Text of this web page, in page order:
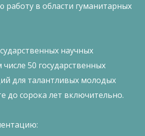
работу в области гуманитарных
научных
50 государственных
для талантливых молодых
до сорока лет включительно.